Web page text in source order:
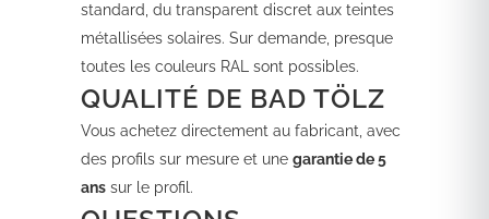
standard, du transparent discret aux teintes
métallisées solaires. Sur demande, presque
toutes les couleurs RAL sont possibles.
QUALITÉ DE BAD TÖLZ
Vous achetez directement au fabricant, avec
des profils sur mesure et une garantie de 5
ans sur le profil.